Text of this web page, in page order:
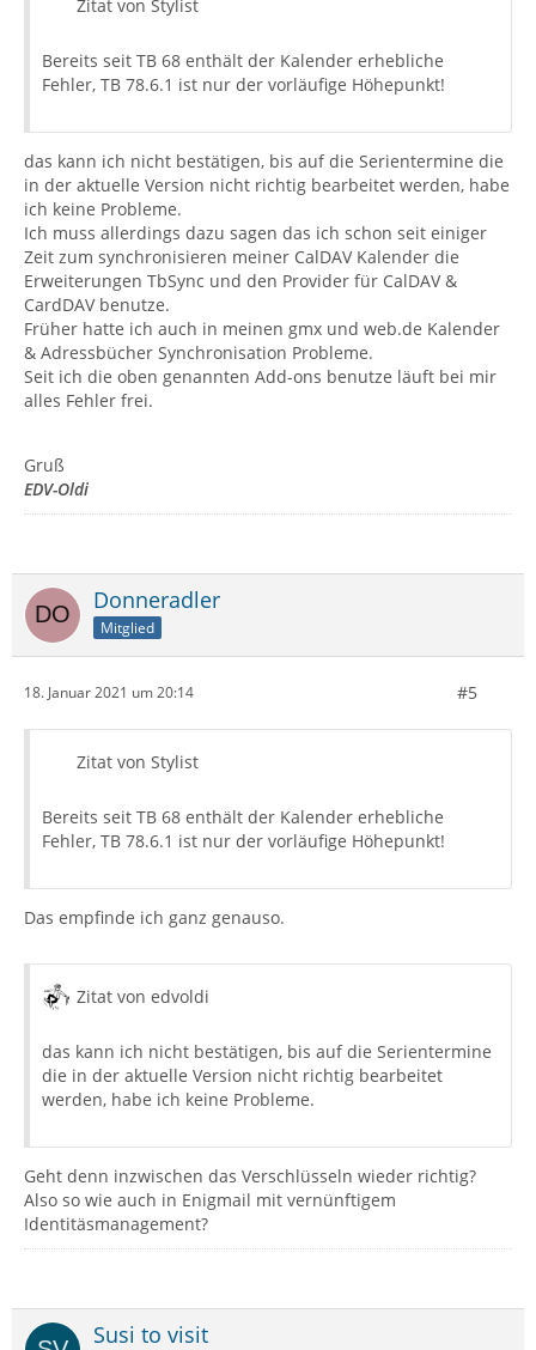
Zitat von Stylist
Bereits seit TB 68 enthält der Kalender erhebliche
Fehler, TB 78.6.1 ist nur der vorläufige Höhepunkt!
das kann ich nicht bestätigen, bis auf die Serientermine die
in der aktuelle Version nicht richtig bearbeitet werden, habe
ich keine Probleme.
Ich muss allerdings dazu sagen das ich schon seit einiger
Zeit zum synchronisieren meiner CalDAV Kalender die
Erweiterungen TbSync und den Provider für CalDAV &
CardDAV benutze.
Früher hatte ich auch in meinen gmx und web.de Kalender
& Adressbücher Synchronisation Probleme.
Seit ich die oben genannten Add-ons benutze läuft bei mir
alles Fehler frei.
Gruß
EDV-Oldi
Donneradler
Mitglied
18. Januar 2021 um 20:14 #5
Zitat von Stylist
Bereits seit TB 68 enthält der Kalender erhebliche
Fehler, TB 78.6.1 ist nur der vorläufige Höhepunkt!
Das empfinde ich ganz genauso.
Zitat von edvoldi
das kann ich nicht bestätigen, bis auf die Serientermine
die in der aktuelle Version nicht richtig bearbeitet
werden, habe ich keine Probleme.
Geht denn inzwischen das Verschlüsseln wieder richtig?
Also so wie auch in Enigmail mit vernünftigem
Identitäsmanagement?
Susi to visit